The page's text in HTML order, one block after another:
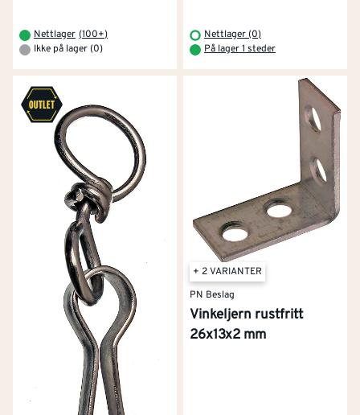
Nettlager (100+)
Ikke på lager (0)
Nettlager (0)
På lager 1 steder
+ 2 VARIANTER
PN Beslag
Vinkeljern rustfritt
26x13x2 mm